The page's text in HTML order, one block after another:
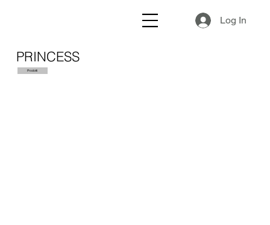
Log In
PRINCESS
Prodotti